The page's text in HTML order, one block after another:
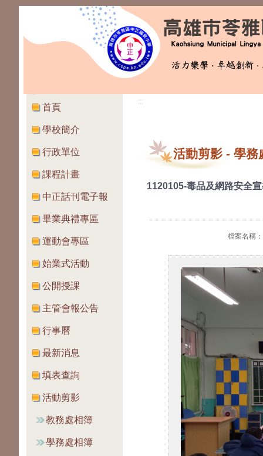
:::
首頁
學校簡介
行政單位
課程計畫
中正話刊電子報
畢業典禮專區
運動會專區
始業式活動
公開授課
主管會報公告
行事曆
最新消息
填表查詢
活動剪影
教務處相簿
學務處相簿
:::
活動剪影 - 學務
1120105-毒品及網路安全
檔案名稱